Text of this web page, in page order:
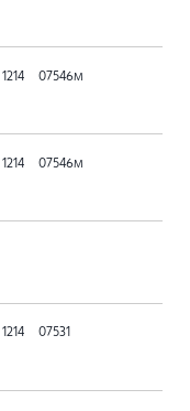
1214 07546м
1214 07546м
1214 07531